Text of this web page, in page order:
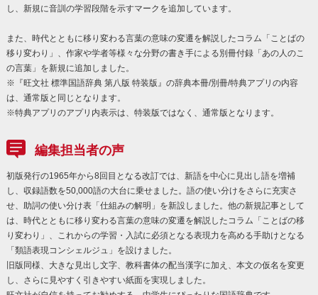
し、新規に音訓の学習段階を示すマークを追加しています。
また、時代とともに移り変わる言葉の意味の変遷を解説したコラム「ことばの
移り変わり」、作家や学者等様々な分野の書き手による別冊付録「あの人のこ
の言葉」を新規に追加しました。
※『旺文社 標準国語辞典 第八版 特装版』の辞典本冊/別冊/特典アプリの内容
は、通常版と同じとなります。
※特典アプリのアプリ内表示は、特装版ではなく、通常版となります。
編集担当者の声
初版発行の1965年から8回目となる改訂では、新語を中心に見出し語を増補
し、収録語数を50,000語の大台に乗せました。語の使い分けをさらに充実さ
せ、助詞の使い分け表「仕組みの解明」を新設しました。他の新規記事として
は、時代とともに移り変わる言葉の意味の変遷を解説したコラム「ことばの移
り変わり」、これからの学習・入試に必須となる表現力を高める手助けとなる
「類語表現コンシェルジュ」を設けました。
旧版同様、大きな見出し文字、教科書体の配当漢字に加え、本文の仮名を変更
し、さらに見やすく引きやすい紙面を実現しました。